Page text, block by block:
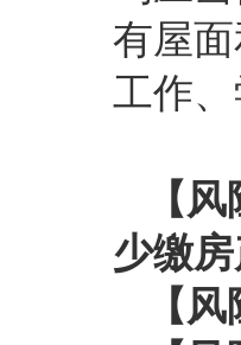
有屋
工作
【
少缴
【